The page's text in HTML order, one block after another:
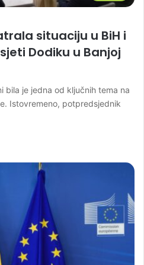
situaciju u BiH i
Dodiku u Banjoj
bila je jedna od ključnih tema na
Istovremeno, potpredsjednik